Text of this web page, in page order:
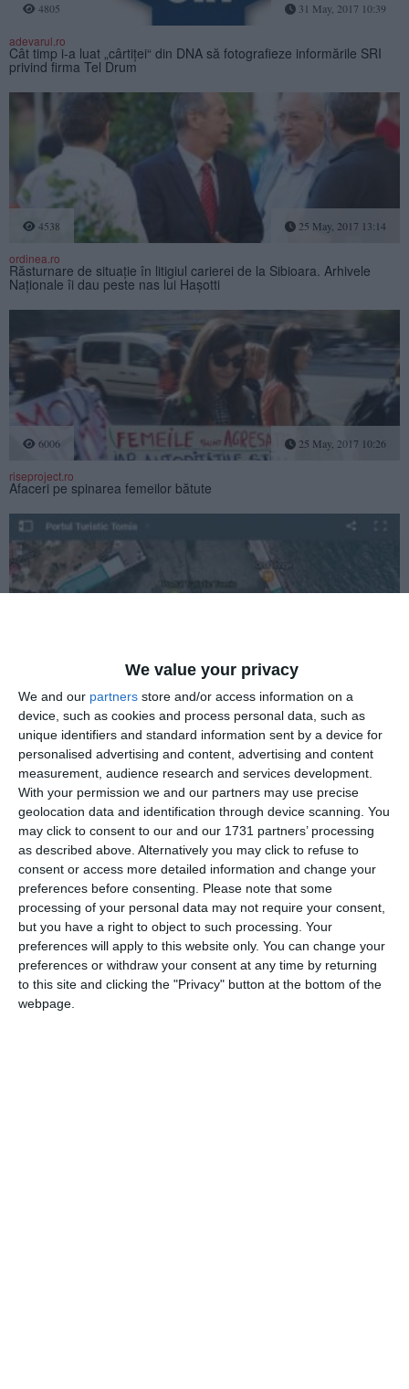
We value your privacy
We and our partners store and/or access information on a
device, such as cookies and process personal data, such as
unique identifiers and standard information sent by a device for
personalised advertising and content, advertising and content
measurement, audience research and services development.
With your permission we and our partners may use precise
geolocation data and identification through device scanning. You
may click to consent to our and our 1731 partners’ processing
as described above. Alternatively you may click to refuse to
consent or access more detailed information and change your
preferences before consenting. Please note that some
processing of your personal data may not require your consent,
but you have a right to object to such processing. Your
preferences will apply to this website only. You can change your
preferences or withdraw your consent at any time by returning
to this site and clicking the "Privacy" button at the bottom of the
webpage.
4805 31 May, 2017 10:39
adevarul.ro
Cât timp i-a luat „cârtiţei“ din DNA să fotografieze informările SRI
privind firma Tel Drum
4538 25 May, 2017 13:14
ordinea.ro
Răsturnare de situaţie în litigiul carierei de la Sibioara. Arhivele
Naţionale îi dau peste nas lui Haşotti
6006 25 May, 2017 10:26
riseproject.ro
Afaceri pe spinarea femeilor bătute
Povestea dosarului care a stat 8 ani la DNA, apoi a fost închis cu
NUP. Portul Tomis, închiriat de prietenul lui Radu Mazăre cu 2.605
euro/lună
5977 12 May, 2017 10:04
riseproject.ro
Afacerile puterii şi ale opoziţiei - Hartă Tel Drum - latifundiarul din
Teleorman (documente)